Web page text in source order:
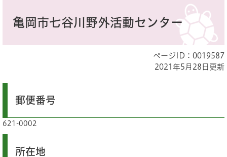
。
て
亀岡市七谷川野外活動センター
ページID：0019587
2021年5月28日更新
郵便番号
621-0002
所在地